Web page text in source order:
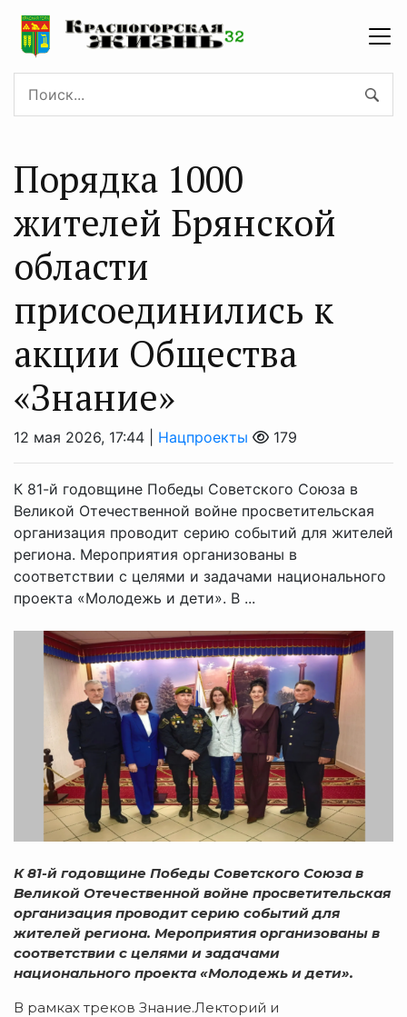
Порядка 1000
жителей Брянской
области
присоединились к
акции Общества
«Знание»
12 мая 2026, 17:44 | Нацпроекты 179
К 81-й годовщине Победы Советского Союза в
Великой Отечественной войне просветительская
организация проводит серию событий для жителей
региона. Мероприятия организованы в
соответствии с целями и задачами национального
проекта «Молодежь и дети». В ...
К 81-й годовщине Победы Советского Союза в
Великой Отечественной войне просветительская
организация проводит серию событий для
жителей региона. Мероприятия организованы в
соответствии с целями и задачами
национального проекта «Молодежь и дети».
В рамках треков Знание.Лекторий и